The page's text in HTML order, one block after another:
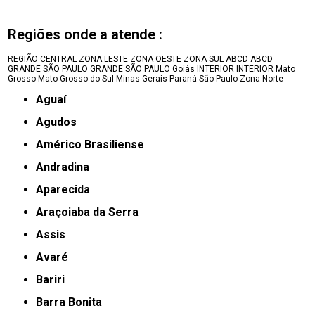
Regiões onde a atende :
REGIÃO CENTRAL ZONA LESTE ZONA OESTE ZONA SUL ABCD ABCD
GRANDE SÃO PAULO GRANDE SÃO PAULO Goiás INTERIOR INTERIOR Mato
Grosso Mato Grosso do Sul Minas Gerais Paraná São Paulo Zona Norte
Aguaí
Agudos
Américo Brasiliense
Andradina
Aparecida
Araçoiaba da Serra
Assis
Avaré
Bariri
Barra Bonita